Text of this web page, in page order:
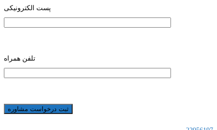
پست الکترونیکی
تلفن همراه